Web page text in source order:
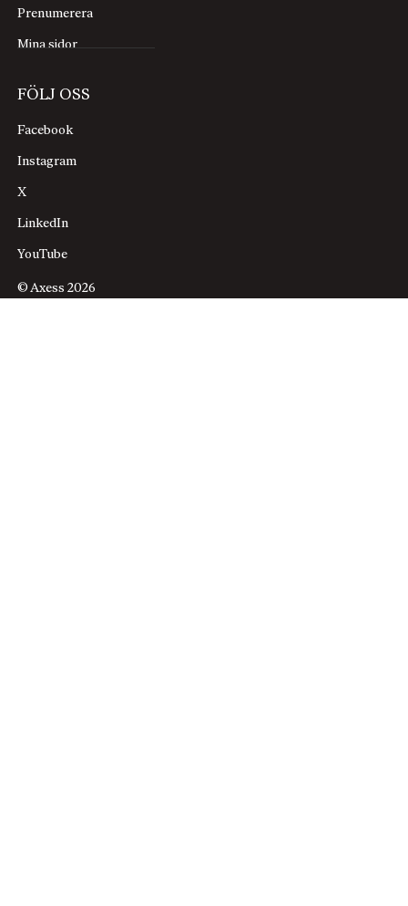
Prenumerera
Mina sidor
FÖLJ OSS
Facebook
Instagram
X
LinkedIn
YouTube
© Axess 2026